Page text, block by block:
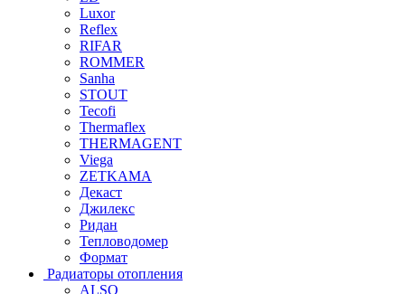
Luxor
Reflex
RIFAR
ROMMER
Sanha
STOUT
Tecofi
Thermaflex
THERMAGENT
Viega
ZETKAMA
Декаст
Джилекс
Ридан
Тепловодомер
Формат
Радиаторы отопления
ALSO